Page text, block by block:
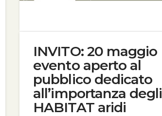
INVITO: 20 maggio
evento aperto al
pubblico dedicato
all’importanza degli
HABITAT aridi